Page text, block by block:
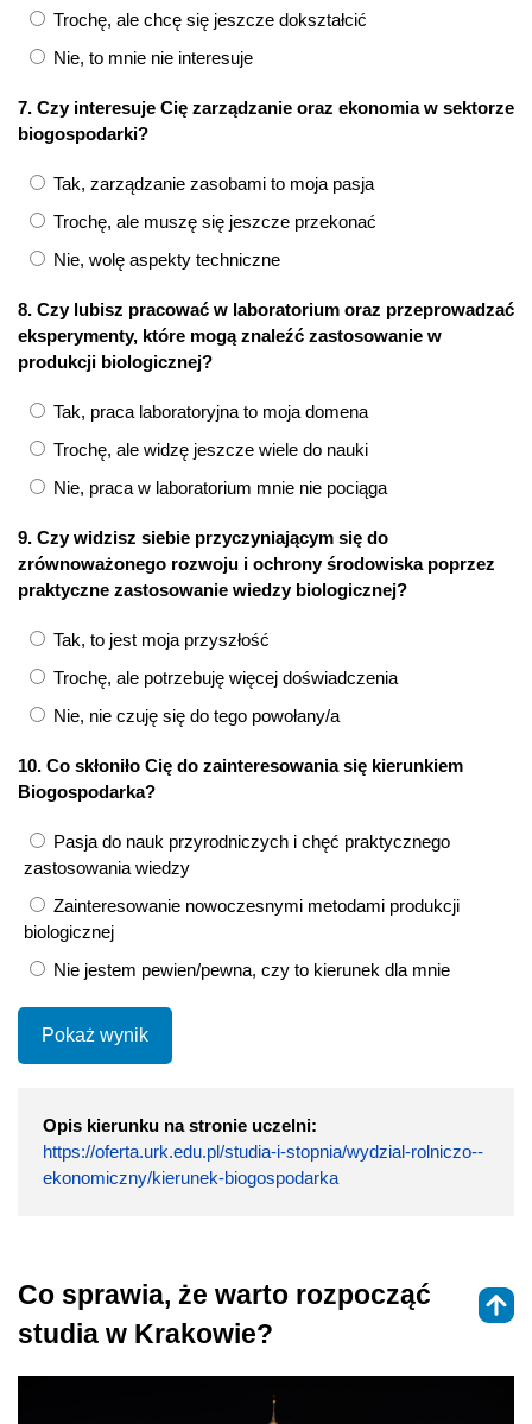
Trochę, ale chcę się jeszcze dokształcić
Nie, to mnie nie interesuje
7. Czy interesuje Cię zarządzanie oraz ekonomia w sektorze
biogospodarki?
Tak, zarządzanie zasobami to moja pasja
Trochę, ale muszę się jeszcze przekonać
Nie, wolę aspekty techniczne
8. Czy lubisz pracować w laboratorium oraz przeprowadzać
eksperymenty, które mogą znaleźć zastosowanie w
produkcji biologicznej?
Tak, praca laboratoryjna to moja domena
Trochę, ale widzę jeszcze wiele do nauki
Nie, praca w laboratorium mnie nie pociąga
9. Czy widzisz siebie przyczyniającym się do
zrównoważonego rozwoju i ochrony środowiska poprzez
praktyczne zastosowanie wiedzy biologicznej?
Tak, to jest moja przyszłość
Trochę, ale potrzebuję więcej doświadczenia
Nie, nie czuję się do tego powołany/a
10. Co skłoniło Cię do zainteresowania się kierunkiem
Biogospodarka?
Pasja do nauk przyrodniczych i chęć praktycznego
zastosowania wiedzy
Zainteresowanie nowoczesnymi metodami produkcji
biologicznej
Nie jestem pewien/pewna, czy to kierunek dla mnie
Pokaż wynik
Opis kierunku na stronie uczelni:
https://oferta.urk.edu.pl/studia-i-stopnia/wydzial-rolniczo--
ekonomiczny/kierunek-biogospodarka
Co sprawia, że warto rozpocząć
studia w Krakowie?